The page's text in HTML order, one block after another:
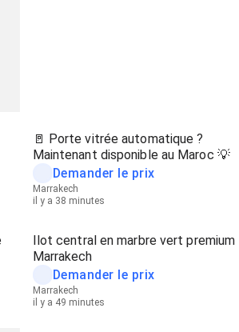
🚪 Porte vitrée automatique ?
Maintenant disponible au Maroc 💡
Demander le prix
Marrakech
il y a 38 minutes
Ilot central en marbre vert premium
Marrakech
Demander le prix
Marrakech
il y a 49 minutes